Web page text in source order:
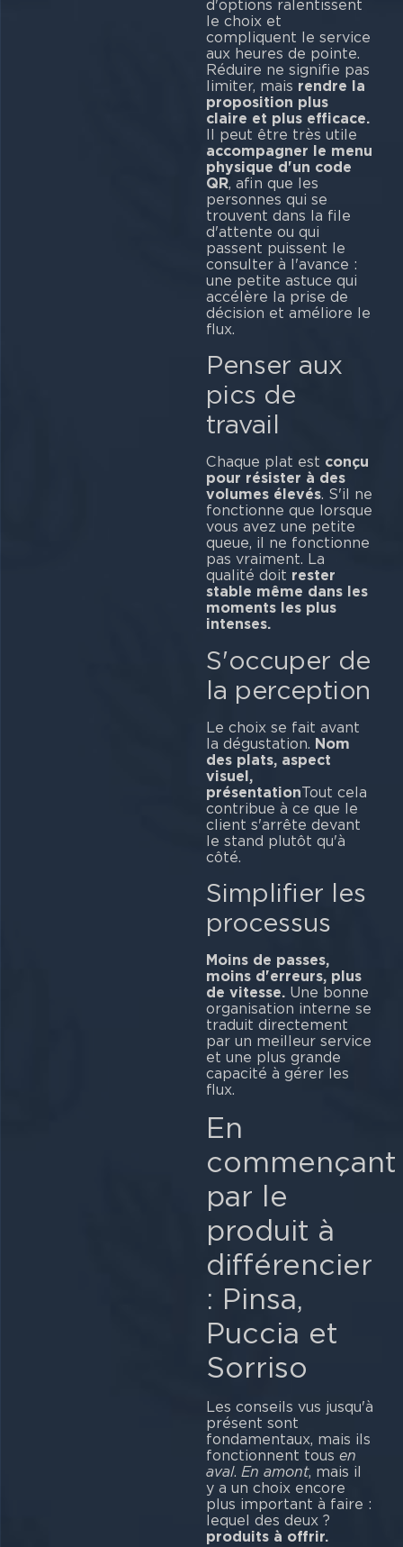
d'options ralentissent
le choix et
compliquent le service
aux heures de pointe.
Réduire ne signifie pas
limiter, mais rendre la
proposition plus
claire et plus efficace.
Il peut être très utile
accompagner le menu
physique d'un code
QR, afin que les
personnes qui se
trouvent dans la file
d'attente ou qui
passent puissent le
consulter à l'avance :
une petite astuce qui
accélère la prise de
décision et améliore le
flux.
Penser aux
pics de
travail
Chaque plat est conçu
pour résister à des
volumes élevés. S'il ne
fonctionne que lorsque
vous avez une petite
queue, il ne fonctionne
pas vraiment. La
qualité doit rester
stable même dans les
moments les plus
intenses.
S'occuper de
la perception
Le choix se fait avant
la dégustation. Nom
des plats, aspect
visuel,
présentationTout cela
contribue à ce que le
client s'arrête devant
le stand plutôt qu'à
côté.
Simplifier les
processus
Moins de passes,
moins d'erreurs, plus
de vitesse.Une bonne
organisation interne se
traduit directement
par un meilleur service
et une plus grande
capacité à gérer les
flux.
En
commençant
par le
produit à
différencier
: Pinsa,
Puccia et
Sorriso
Les conseils vus jusqu'à
présent sont
fondamentaux, mais ils
fonctionnent tous en
aval. En amont, mais il
y a un choix encore
plus important à faire :
lequel des deux ?
produits à offrir.